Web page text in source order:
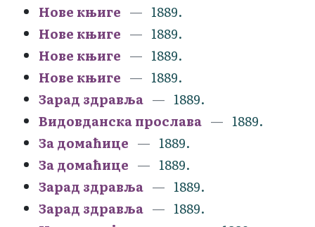
Нове књиге
1889.
Нове књиге
1889.
Нове књиге
1889.
Нове књиге
1889.
Зарад здравља
1889.
Видовданска прослава
1889.
За домаћице
1889.
За домаћице
1889.
Зарад здравља
1889.
Зарад здравља
1889.